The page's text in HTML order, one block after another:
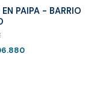
Medellín.
PAIPA - BARRIO